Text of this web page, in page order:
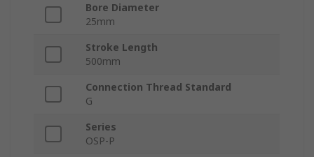
Bore Diameter
25mm
Stroke Length
500mm
Connection Thread Standard
G
Series
OSP-P